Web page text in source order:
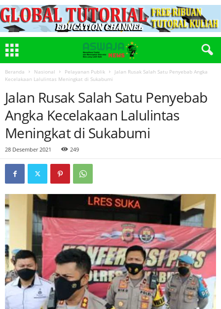
Beranda Nasional Pelayanan Publik
Jalan Rusak Salah Satu Penyebab Angka
Kecelakaan Lalulintas Meningkat di Sukabumi
Jalan Rusak Salah Satu Penyebab
Angka Kecelakaan Lalulintas
Meningkat di Sukabumi
28 Desember 2021 249